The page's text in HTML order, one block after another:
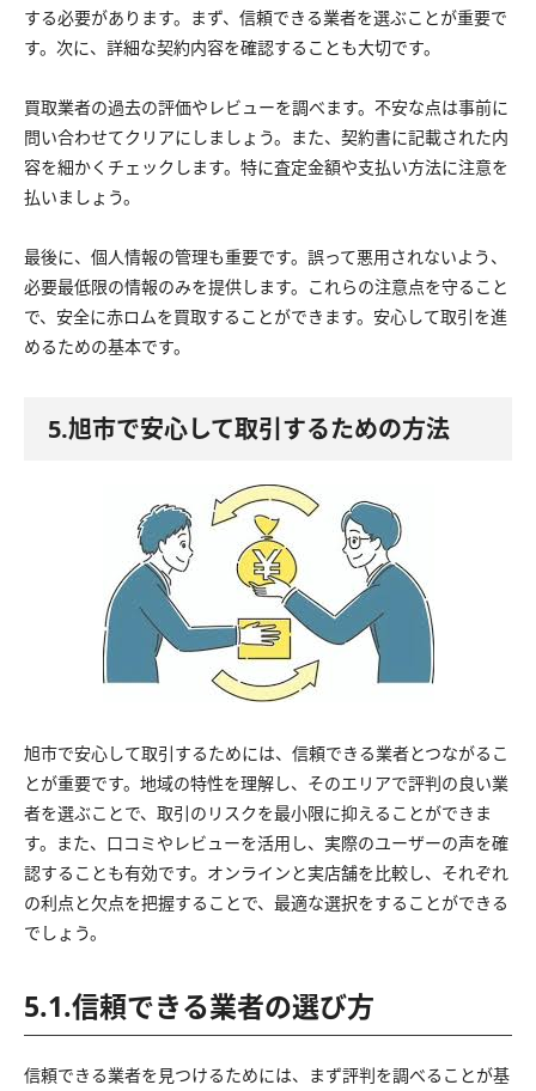
する必要があります。まず、信頼できる業者を選ぶことが重要で
す。次に、詳細な契約内容を確認することも大切です。
買取業者の過去の評価やレビューを調べます。不安な点は事前に
問い合わせてクリアにしましょう。また、契約書に記載された内
容を細かくチェックします。特に査定金額や支払い方法に注意を
払いましょう。
最後に、個人情報の管理も重要です。誤って悪用されないよう、
必要最低限の情報のみを提供します。これらの注意点を守ること
で、安全に赤ロムを買取することができます。安心して取引を進
めるための基本です。
5.旭市で安心して取引するための方法
旭市で安心して取引するためには、信頼できる業者とつながるこ
とが重要です。地域の特性を理解し、そのエリアで評判の良い業
者を選ぶことで、取引のリスクを最小限に抑えることができま
す。また、口コミやレビューを活用し、実際のユーザーの声を確
認することも有効です。オンラインと実店舗を比較し、それぞれ
の利点と欠点を把握することで、最適な選択をすることができる
でしょう。
5.1.信頼できる業者の選び方
信頼できる業者を見つけるためには、まず評判を調べることが基